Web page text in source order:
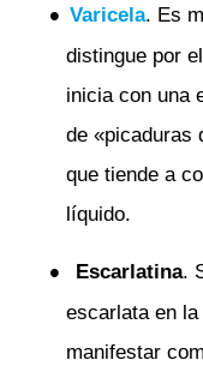
Varicela. Es
distingue por
inicia con una
de «picaduras
que tiende a
líquido.
Escarlatina.
escarlata en
manifestar